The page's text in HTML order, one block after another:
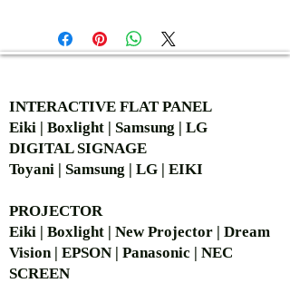
INTERACTIVE FLAT PANEL
Eiki | Boxlight | Samsung | LG
DIGITAL SIGNAGE
Toyani | Samsung | LG | EIKI
PROJECTOR
Eiki | Boxlight | New Projector | Dream
Vision | EPSON | Panasonic | NEC
SCREEN